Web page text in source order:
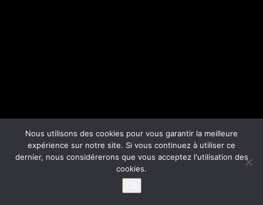
Nous utilisons des cookies pour vous garantir la meilleure
expérience sur notre site. Si vous continuez à utiliser ce
dernier, nous considérerons que vous acceptez l'utilisation des
cookies.